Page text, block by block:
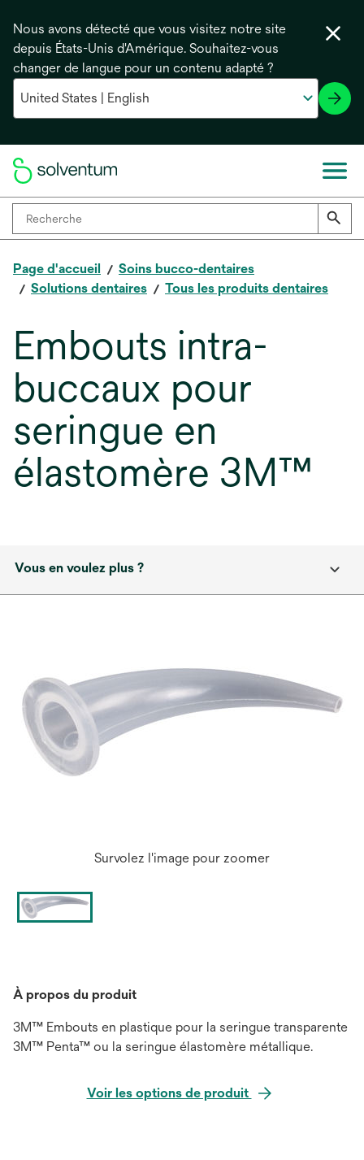
Nous avons détecté que vous visitez notre site
depuis États-Unis d'Amérique. Souhaitez-vous
changer de langue pour un contenu adapté ?
Page d'accueil
Soins bucco-dentaires
Solutions dentaires
Tous les produits dentaires
Embouts intra-
buccaux pour
seringue en
élastomère 3M™
Vous en voulez plus ?
Survolez l'image pour zoomer
À propos du produit
3M™ Embouts en plastique pour la seringue transparente
3M™ Penta™ ou la seringue élastomère métallique.
Voir les options de produit